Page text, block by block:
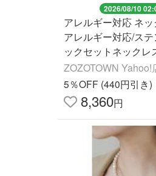
2026/08/10
アレルギー対応 ネ
アレルギー対応/ス
ックセットネックレ
ZOZOTOWN Yahoo!
5％OFF (440円引き)
8,360円